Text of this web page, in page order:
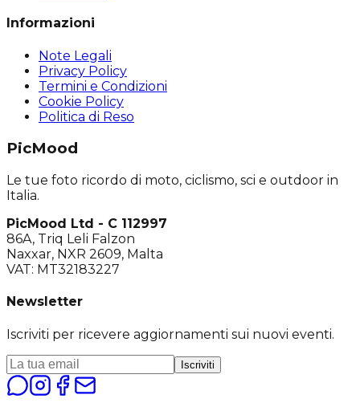
Informazioni
Note Legali
Privacy Policy
Termini e Condizioni
Cookie Policy
Politica di Reso
PicMood
Le tue foto ricordo di moto, ciclismo, sci e outdoor in
Italia.
PicMood Ltd - C 112997
86A, Triq Leli Falzon
Naxxar, NXR 2609, Malta
VAT: MT32183227
Newsletter
Iscriviti per ricevere aggiornamenti sui nuovi eventi.
Iscriviti